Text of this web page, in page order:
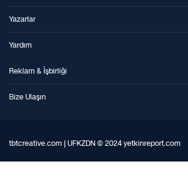
Yazarlar
Yardım
Reklam & İşbirliği
Bize Ulaşın
tbtcreative.com | UFKZDN © 2024 yetkinreport.com